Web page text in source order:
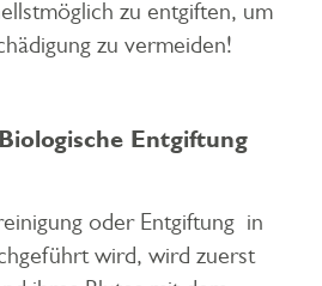
zu entgiften, um
zu vermeiden!
Entgiftung
oder Entgiftung in
wird, wird zuerst